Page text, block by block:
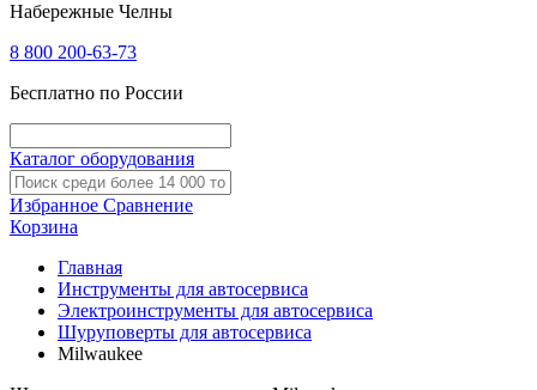
Набережные Челны
8 800 200-63-73
Бесплатно по России
Каталог оборудования
Избранное Сравнение
Корзина
Главная
Инструменты для автосервиса
Электроинструменты для автосервиса
Шуруповерты для автосервиса
Milwaukee